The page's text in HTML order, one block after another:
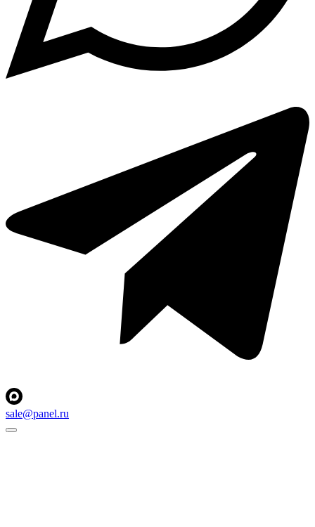
sale@panel.ru